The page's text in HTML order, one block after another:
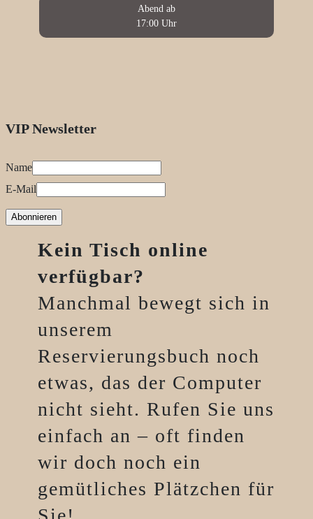
Abend ab
17:00 Uhr
VIP Newsletter
Name
E-Mail
Abonnieren
Kein Tisch online
verfügbar?
Manchmal bewegt sich in
unserem
Reservierungsbuch noch
etwas, das der Computer
nicht sieht. Rufen Sie uns
einfach an – oft finden
wir doch noch ein
gemütliches Plätzchen für